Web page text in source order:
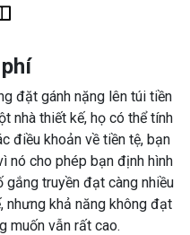
đặt gánh nặng lên túi tiền
nhà thiết kế, họ có thể tính
điều khoản về tiền tệ, bạn
nó cho phép bạn định hình
gắng truyền đạt càng nhiều
nhưng khả năng không đạt
muốn vẫn rất cao.